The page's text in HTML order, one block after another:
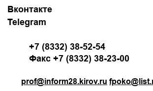
Вконтакте
Telegram
+7 (8332) 38-52-54
Факс +7 (8332) 38-23-00
prof@inform28.kirov.ru